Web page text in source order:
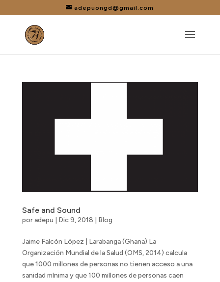
adepuongd@gmail.com
Safe and Sound
poradepu Dic 9, 2018 Blog
Jaime Falcón López | Larabanga (Ghana) La
Organización Mundial de la Salud (OMS, 2014) calcula
que 1000 millones de personas no tienen acceso a una
sanidad mínima y que 100 millones de personas caen